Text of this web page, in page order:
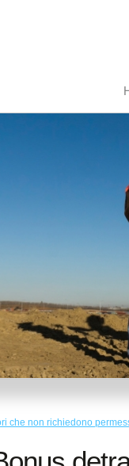
che non richiedono